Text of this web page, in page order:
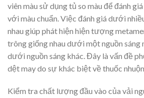
viên màu sử dụng tủ so màu để đánh
với màu chuẩn. Việc đánh giá dưới
nhau giúp phát hiện hiện tượng
trông giống nhau dưới một nguồn sáng
dưới nguồn sáng khác. Đây là vấn đề
dệt may do sự khác biệt về thuốc
Kiểm tra chất lượng đầu vào của vải